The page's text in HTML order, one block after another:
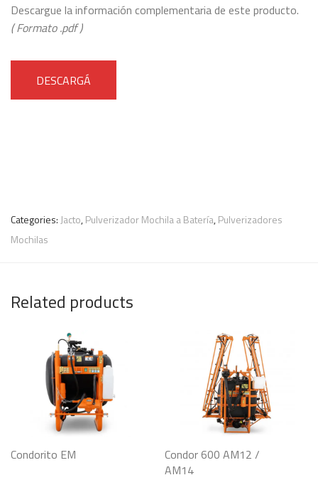
Descargue la información complementaria de este producto.
( Formato .pdf )
DESCARGÁ
Categories: Jacto,Pulverizador Mochila a Batería,Pulverizadores
Mochilas
Related products
Condorito EM
Condor 600 AM12 /
AM14